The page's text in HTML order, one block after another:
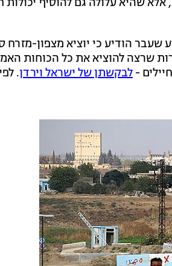
שהיא עלולה גם להוסיף
הודיע כי יוציא מצפון-מזרח
שרצה להוציא את כל הכוחות
לבקשתן של ישראל וירדן.